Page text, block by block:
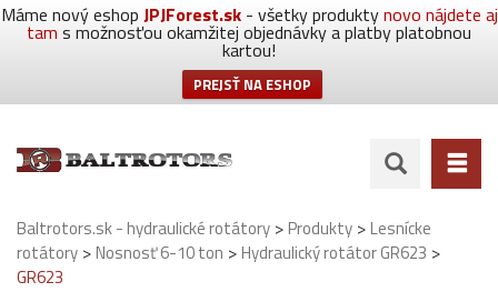
Máme nový eshop JPJForest.sk- všetky produktynovo nájdete aj
tam s možnosťou okamžitej objednávky a platby platobnou
kartou!
PREJSŤ NA ESHOP
Baltrotors.sk - hydraulické rotátory >Produkty >Lesnícke
rotátory >Nosnosť 6-10 ton >Hydraulický rotátor GR623 >
GR623